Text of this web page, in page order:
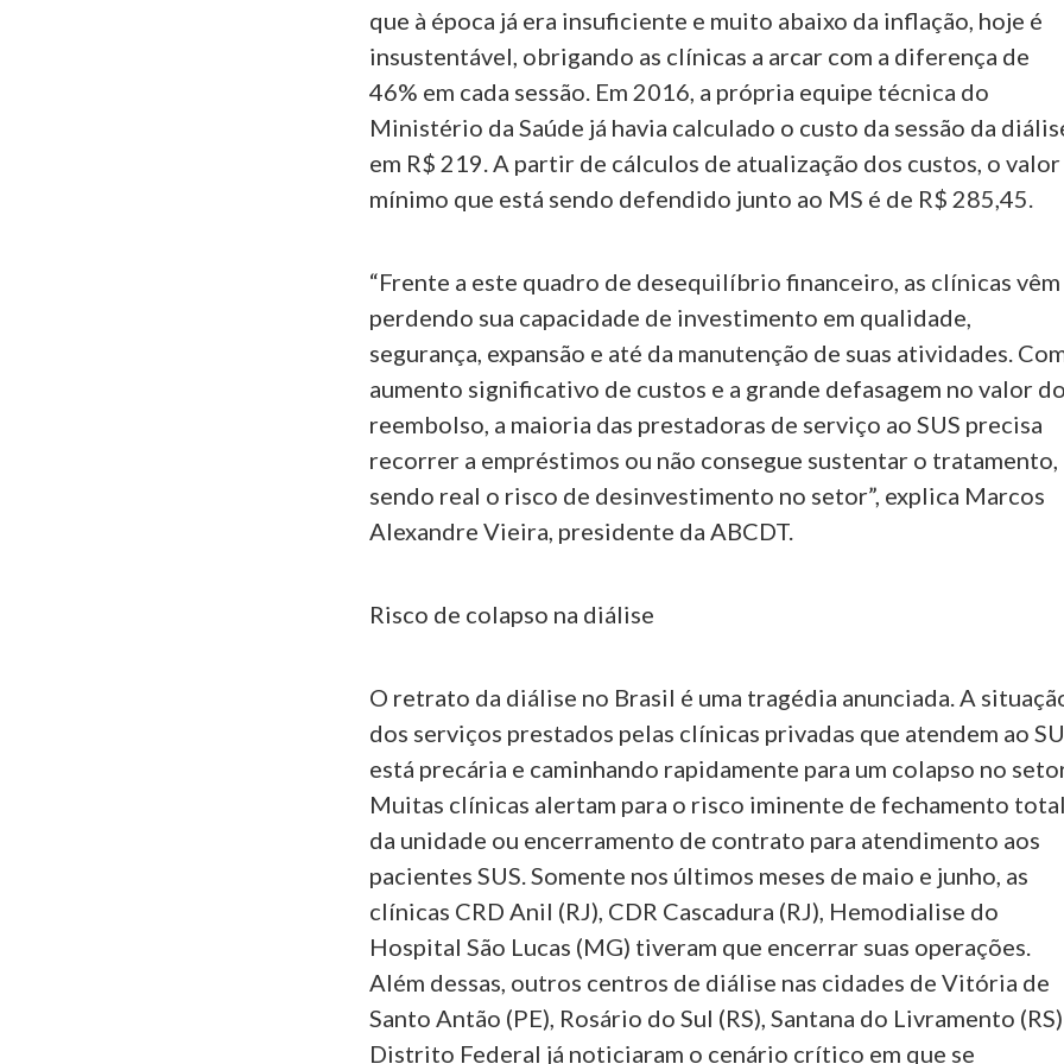
que à época já era insuficiente e muito abaixo da inflação, hoje é
insustentável, obrigando as clínicas a arcar com a diferença de
46% em cada sessão. Em 2016, a própria equipe técnica do
Ministério da Saúde já havia calculado o custo da sessão da
em R$ 219. A partir de cálculos de atualização dos custos, o valor
mínimo que está sendo defendido junto ao MS é de R$ 285,45.
“Frente a este quadro de desequilíbrio financeiro, as clínicas vêm
perdendo sua capacidade de investimento em qualidade,
segurança, expansão e até da manutenção de suas atividades.
aumento significativo de custos e a grande defasagem no valor do
reembolso, a maioria das prestadoras de serviço ao SUS precisa
recorrer a empréstimos ou não consegue sustentar o tratamento,
sendo real o risco de desinvestimento no setor”, explica Marcos
Alexandre Vieira, presidente da ABCDT.
Risco de colapso na diálise
O retrato da diálise no Brasil é uma tragédia anunciada. A
dos serviços prestados pelas clínicas privadas que atendem ao
está precária e caminhando rapidamente para um colapso no
Muitas clínicas alertam para o risco iminente de fechamento total
da unidade ou encerramento de contrato para atendimento aos
pacientes SUS. Somente nos últimos meses de maio e junho, as
clínicas CRD Anil (RJ), CDR Cascadura (RJ), Hemodialise do
Hospital São Lucas (MG) tiveram que encerrar suas operações.
Além dessas, outros centros de diálise nas cidades de Vitória de
Santo Antão (PE), Rosário do Sul (RS), Santana do Livramento
Distrito Federal já noticiaram o cenário crítico em que se